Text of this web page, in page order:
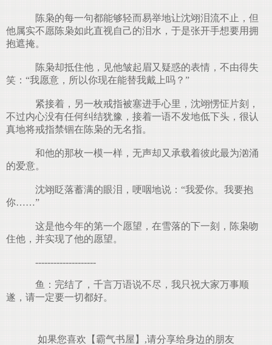
陈枭的每一句都能够轻而易举地让沈翊泪流不止，但
他属实不愿陈枭如此直视自己的泪水，于是张开手想要用拥
抱遮掩。
陈枭却抵住他，见他皱起眉又疑惑的表情，不由得失
笑：“我愿意，所以你现在能替我戴上吗？”
紧接着，另一枚戒指被塞进手心里，沈翊愣怔片刻，
不过内心没有任何纠结犹豫，接着一语不发地低下头，很认
真地将戒指禁锢在陈枭的无名指。
和他的那枚一模一样，无声却又承载着彼此最为汹涌
的爱意。
沈翊眨落蓄满的眼泪，哽咽地说：“我爱你。我要抱
你……”
这是他今年的第一个愿望，在雪落的下一刻，陈枭吻
住他，并实现了他的愿望。
--------------------
鱼：完结了，千言万语说不尽，我只祝大家万事顺
遂，请一定要一切都好。
如果您喜欢【霸气书屋】,请分享给身边的朋友